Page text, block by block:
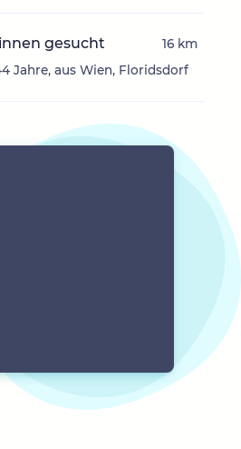
gesucht
Jahre, aus Wien, Floridsdorf
16 km